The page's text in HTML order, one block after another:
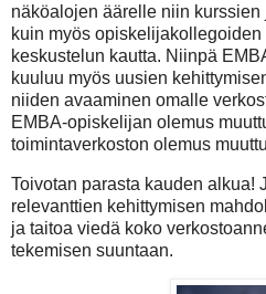
näköalojen äärelle niin
kuin myös opiskelijakollegoiden
keskustelun kautta. Niinpä
kuuluu myös uusien
niiden avaaminen omalle
EMBA-opiskelijan olemus
toimintaverkoston olemus
Toivotan parasta kauden alkua!
relevanttien kehittymisen
ja taitoa viedä koko
tekemisen suuntaan.